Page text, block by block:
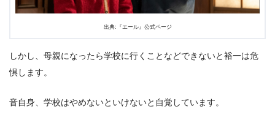
出典:『エール』公式ページ
しかし、母親になったら学校に行くことなどできないと裕一は危
惧します。
音自身、学校はやめないといけないと自覚しています。